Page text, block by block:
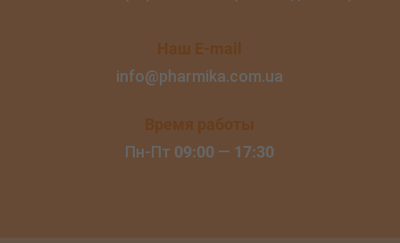
Наш E-mail
info@pharmika.com.ua
Время работы
Пн-Пт 09:00 — 17:30